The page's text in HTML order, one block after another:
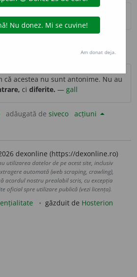
că acestea nu sunt antonime. Nu au
ci diferite. — gall
adăugată de siveco acțiuni
dexonline (https://dexonline.ro)
utilizarea datelor de pe acest site, inclusiv
automată (web scraping, crawling),
acordul nostru prealabil scris, cu excepția
oficial spre utilizare publică (vezi licența).
găzduit de Hosterion
Am donat deja.